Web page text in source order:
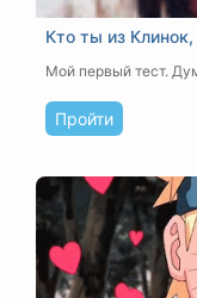
Кто ты из
Мой первый тест.
Пройти